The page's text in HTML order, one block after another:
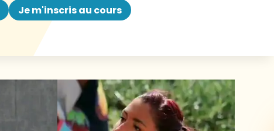
Je m'inscris au cours